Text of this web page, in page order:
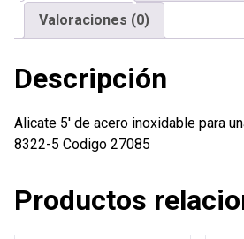
Pretul
cantidad
Valoraciones (0)
Descripción
Alicate 5′ de acero inoxidable para
8322-5 Codigo 27085
Productos